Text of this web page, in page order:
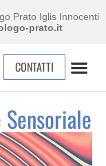
Prato Iglis Innocenti
prato.it
CONTATTI